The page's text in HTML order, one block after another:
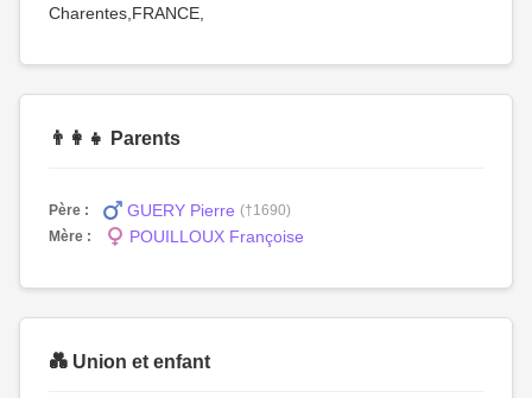
Charentes,FRANCE,
👨‍👩‍👧 Parents
Père : GUERY Pierre (†1690)
Mère :
POUILLOUX Françoise
💑 Union et enfant